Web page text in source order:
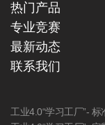
热门产品
专业竞赛
最新动态
联系我们
工业4.0“学习工厂”- 标